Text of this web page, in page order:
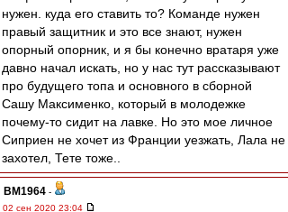
нужен. куда его ставить то? Команде нужен
правый защитник и это все знают, нужен
опорный опорник, и я бы конечно вратаря уже
давно начал искать, но у нас тут рассказывают
про будущего топа и основного в сборной
Сашу Максименко, который в молодежке
почему-то сидит на лавке. Но это мое личное
Сиприен не хочет из Франции уезжать, Лала не
захотел, Тете тоже..
BM1964 -
02 сен 2020 23:04